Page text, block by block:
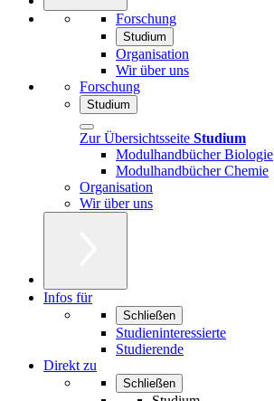
Forschung
Studium
Organisation
Wir über uns
Forschung
Studium
Zur Übersichtsseite Studium
Modulhandbücher Biologie
Modulhandbücher Chemie
Organisation
Wir über uns
Infos für
Schließen
Studieninteressierte
Studierende
Direkt zu
Schließen